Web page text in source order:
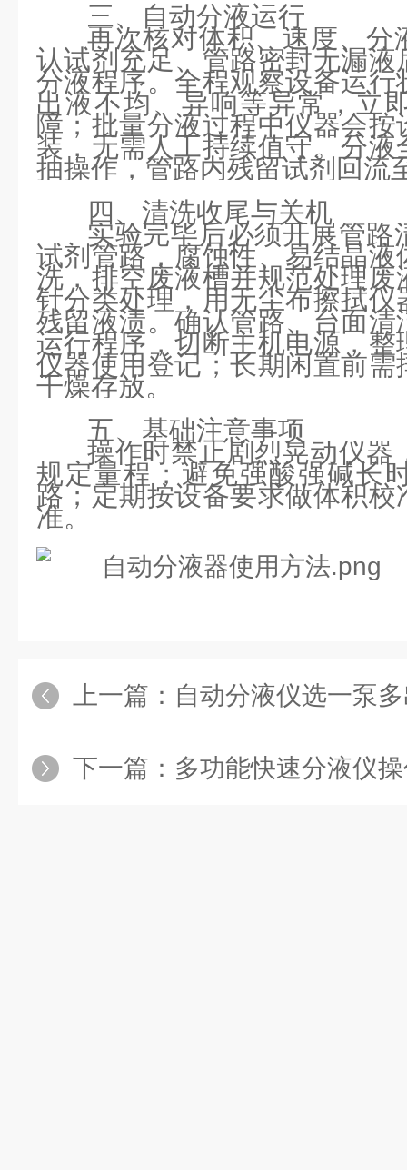
三、自动分液运行
再次核对体积、速度、分
认试剂充足、管路密封无漏
分液程序。全程观察设备运
出液不均、异响等异常，立
障；批量分液过程中仪器会
装，无需人工持续值守。分
抽操作，管路内残留试剂回流
四、清洗收尾与关机
实验完毕后必须开展管路
试剂管路，腐蚀性、易结晶
洗，排空废液槽并规范处理
针分类处理，用无尘布擦拭
残留液渍。确认管路、台面
运行程序，切断主机电源，
仪器使用登记；长期闲置前
干燥存放。
五、基础注意事项
操作时禁止剧烈晃动仪器
规定量程；避免强酸强碱长
路；定期按设备要求做体积
准。
上一篇： 自动分液仪选一泵多出
下一篇： 多功能快速分液仪